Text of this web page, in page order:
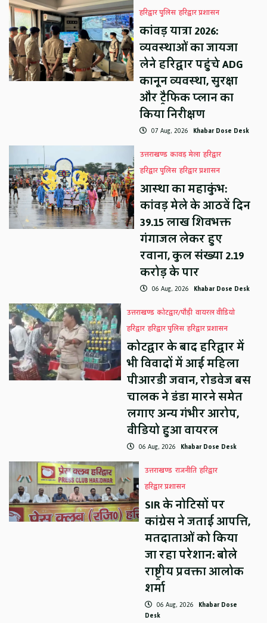
हरिद्वार पुलिस हरिद्वार प्रशासन
कांवड़ यात्रा 2026:
व्यवस्थाओं का जायजा
लेने हरिद्वार पहुंचे ADG
कानून व्यवस्था, सुरक्षा
और ट्रैफिक प्लान का
किया निरीक्षण
07 Aug, 2026 Khabar Dose Desk
उत्तराखण्ड कावड़ मेला हरिद्वार
हरिद्वार पुलिस हरिद्वार प्रशासन
आस्था का महाकुंभ:
कांवड़ मेले के आठवें दिन
39.15 लाख शिवभक्त
गंगाजल लेकर हुए
रवाना, कुल संख्या 2.19
करोड़ के पार
06 Aug, 2026 Khabar Dose Desk
उत्तराखण्ड कोटद्वार/पौड़ी वायरल वीडियो
हरिद्वार हरिद्वार पुलिस हरिद्वार प्रशासन
कोटद्वार के बाद हरिद्वार में
भी विवादों में आई महिला
पीआरडी जवान, रोडवेज बस
चालक ने डंडा मारने समेत
लगाए अन्य गंभीर आरोप,
वीडियो हुआ वायरल
06 Aug, 2026 Khabar Dose Desk
उत्तराखण्ड राजनीति हरिद्वार
हरिद्वार प्रशासन
SIR के नोटिसों पर
कांग्रेस ने जताई आपत्ति,
मतदाताओं को किया
जा रहा परेशान: बोले
राष्ट्रीय प्रवक्ता आलोक
शर्मा
06 Aug, 2026 Khabar Dose
Desk